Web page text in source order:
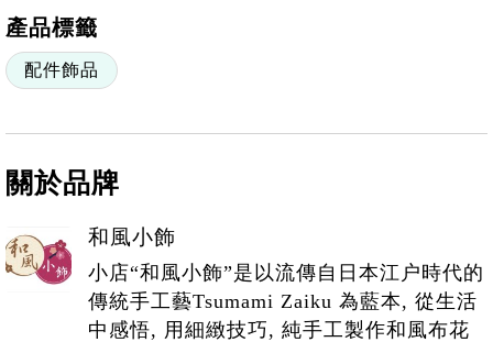
產品標籤
配件飾品
關於品牌
和風小飾
小店“和風小飾”是以流傳自日本江户時代的
傳統手工藝Tsumami Zaiku 為藍本, 從生活
中感悟, 用細緻技巧, 純手工製作和風布花